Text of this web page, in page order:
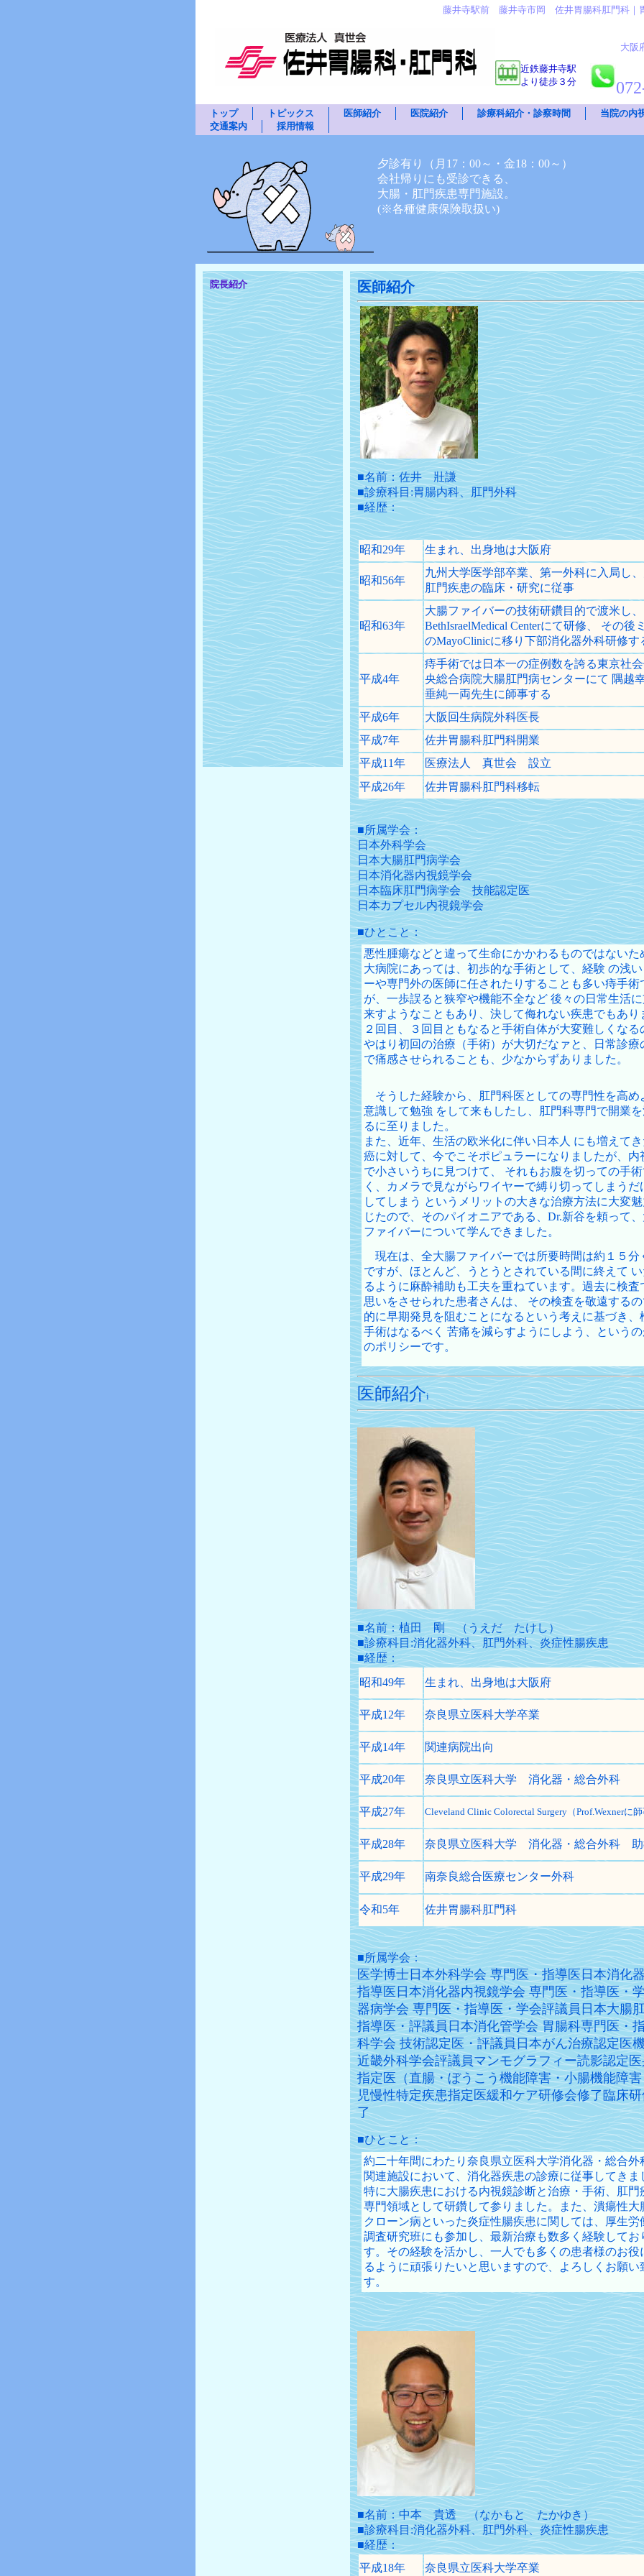
藤井寺駅前 藤井寺市岡 佐井胃腸科肛門科｜
近鉄藤井寺駅
より徒歩３分
大阪
トップ トピックス 医師紹介 医院紹介 診療科紹介・診察時間
当院の内
交通案内
採用情報
夕診有り（月17：00～・金18：00～）
会社帰りにも受診できる、
大腸・肛門疾患専門施設。
(※各種健康保険取扱い)
院長紹介 医師紹介
■名前：佐井 壯謙
■診療科目:胃腸内科、肛門外科
■経歴：
昭和29年 生まれ、出身地は大阪府
昭和56年
九州大学医学部卒業、第一外科に入局し
肛門疾患の臨床・研究に従事
昭和63年
大腸ファイバーの技術研鑽目的で渡米し、
BethIsraelMedical Centerにて研修、 その後
のMayoClinicに移り下部消化器外科研修す
平成4年
痔手術では日本一の症例数を誇る東京社
央総合病院大腸肛門病センターにて 隅越
垂純一両先生に師事する
平成6年
大阪回生病院外科医長
平成7年
佐井胃腸科肛門科開業
平成11年
医療法人 真世会 設立
平成26年
佐井胃腸科肛門科移転
■所属学会：
日本外科学会
日本大腸肛門病学会
日本消化器内視鏡学会
日本臨床肛門病学会 技能認定医
日本カプセル内視鏡学会
■ひとこと：
悪性腫瘍などと違って生命にかかわるものではないた
大病院にあっては、初歩的な手術として、経験 の浅
ーや専門外の医師に任されたりすることも多い痔手術
が、一歩誤ると狭窄や機能不全など 後々の日常生活
来すようなこともあり、決して侮れない疾患でもあり
２回目、３回目ともなると手術自体が大変難しくなる
やはり初回の治療（手術）が大切だなァと、日常診療
で痛感させられることも、少なからずありました。
そうした経験から、肛門科医としての専門性を高め
意識して勉強 をして来もしたし、肛門科専門で開業
るに至りました。
また、近年、生活の欧米化に伴い日本人 にも増えて
癌に対して、今でこそポピュラーになりましたが、内
で小さいうちに見つけて、 それもお腹を切っての手
く、カメラで見ながらワイヤーで縛り切ってしまうだ
してしまう というメリットの大きな治療方法に大変
じたので、そのパイオニアである、Dr.新谷を頼って
ファイバーについて学んできました。
現在は、全大腸ファイバーでは所要時間は約１５分
ですが、ほとんど、うとうとされている間に終えて
るように麻酔補助も工夫を重ねています。過去に検査
思いをさせられた患者さんは、 その検査を敬遠する
的に早期発見を阻むことになるという考えに基づき、
手術はなるべく 苦痛を減らすようにしよう、という
のポリシーです。
医師紹介i
■名前：植田 剛 （うえだ たけし）
■診療科目:消化器外科、肛門外科、炎症性腸疾患
■経歴：
昭和49年
生まれ、出身地は大阪府
平成12年 奈良県立医科大学卒業
平成14年 関連病院出向
平成20年 奈良県立医科大学 消化器・総合外科
平成27年 Cleveland Clinic Colorectal Surgery（Prof.Wexnerに
平成28年 奈良県立医科大学 消化器・総合外科
平成29年 南奈良総合医療センター外科
令和5年 佐井胃腸科肛門科
■所属学会：
医学博士日本外科学会 専門医・指導医日本消化
指導医日本消化器内視鏡学会 専門医・指導医・
器病学会 専門医・指導医・学会評議員日本大腸
指導医・評議員日本消化管学会 胃腸科専門医・
科学会 技術認定医・評議員日本がん治療認定医
近畿外科学会評議員マンモグラフィー読影認定
指定医（直腸・ぼうこう機能障害・小腸機能障
児慢性特定疾患指定医緩和ケア研修会修了臨床
了
■ひとこと：
約二十年間にわたり奈良県立医科大学消化器・総合外
関連施設において、消化器疾患の診療に従事してきま
特に大腸疾患における内視鏡診断と治療・手術、肛門
専門領域として研鑽して参りました。また、潰瘍性大
クローン病といった炎症性腸疾患に関しては、厚生労
調査研究班にも参加し、最新治療も数多く経験してお
す。その経験を活かし、一人でも多くの患者様のお役
るように頑張りたいと思いますので、よろしくお願い
す。
■名前：中本 貴透 （なかもと たかゆき）
■診療科目:消化器外科、肛門外科、炎症性腸疾患
■経歴：
平成18年
奈良県立医科大学卒業